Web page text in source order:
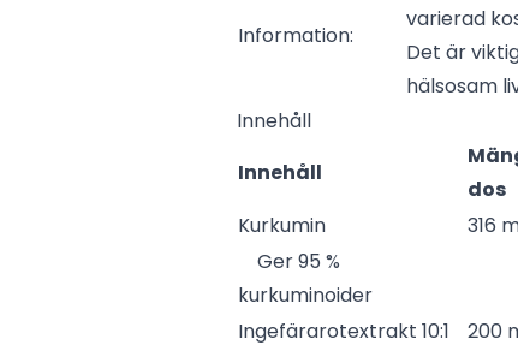
Information:
varierad
Det är
hälsosam
Innehåll
Innehåll
dos
Kurkumin
316
Ger 95 %
kurkuminoider
Ingefärarotextrakt 10:1
200